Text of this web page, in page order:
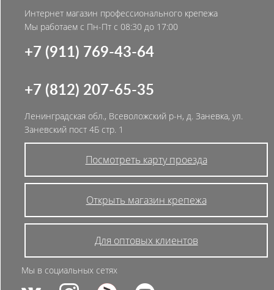
Интернет магазин профессионального крепежа
Мы работаем с Пн-Пт с 08:30 до 17:00
+7 (911) 769-43-64
+7 (812) 207-65-35
Ленинградская обл., Всеволожский р-н, д. Заневка, ул.
Заневский пост 4Б стр. 1
Посмотреть карту проезда
Открыть магазин крепежа
Для оптовых клиентов
Мы в социальных сетях